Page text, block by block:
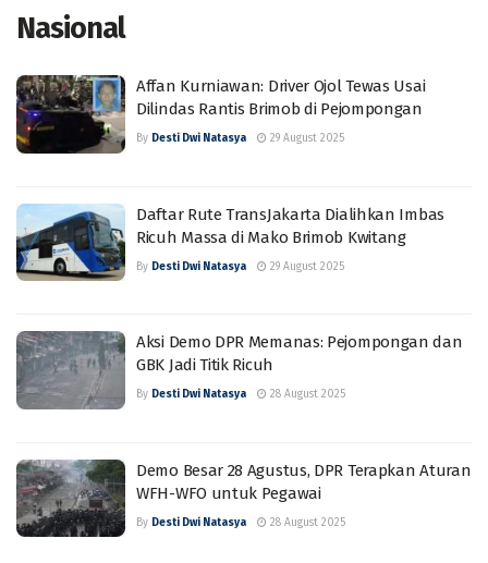
Nasional
Affan Kurniawan: Driver Ojol Tewas Usai
Dilindas Rantis Brimob di Pejompongan
By Desti Dwi Natasya 29 August 2025
Daftar Rute TransJakarta Dialihkan Imbas
Ricuh Massa di Mako Brimob Kwitang
By Desti Dwi Natasya 29 August 2025
Aksi Demo DPR Memanas: Pejompongan dan
GBK Jadi Titik Ricuh
By Desti Dwi Natasya 28 August 2025
Demo Besar 28 Agustus, DPR Terapkan Aturan
WFH-WFO untuk Pegawai
By Desti Dwi Natasya 28 August 2025